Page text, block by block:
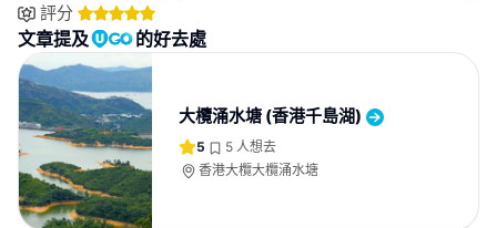
評分
文章提及 的好去處
大欖涌水塘 (香港千島湖)
5 5 人想去
香港大欖大欖涌水塘